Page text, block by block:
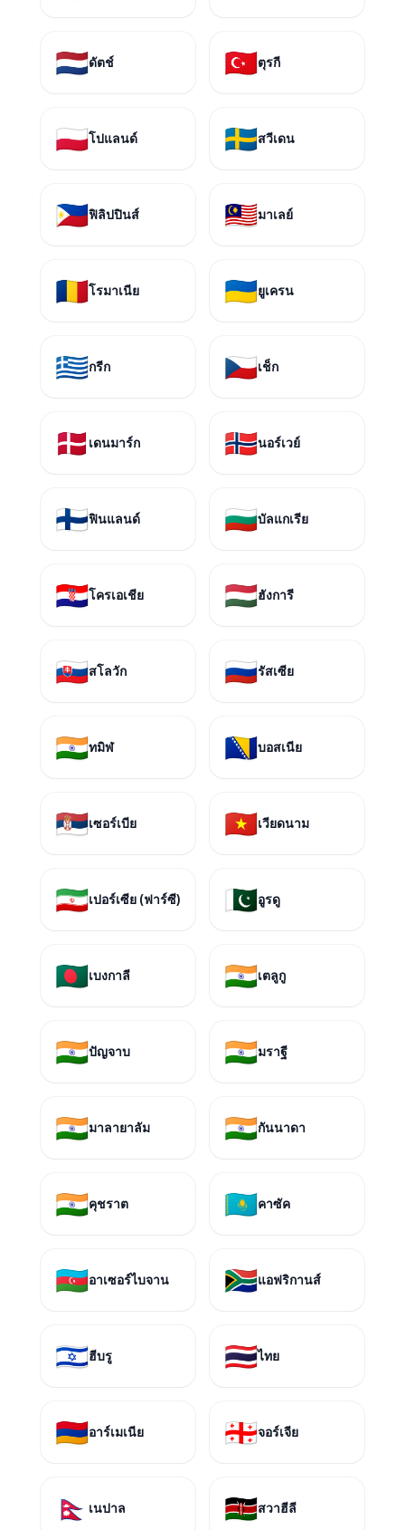
🇳🇱ดัตช์ 🇹🇷ตุรกี
🇵🇱โปแลนด์ 🇸🇪สวีเดน
🇵🇭ฟิลิปปินส์ 🇲🇾มาเลย์
🇷🇴โรมาเนีย 🇺🇦ยูเครน
🇬🇷กรีก 🇨🇿เช็ก
🇩🇰 เดนมาร์ก 🇳🇴นอร์เวย์
🇫🇮ฟินแลนด์ 🇧🇬บัลแกเรีย
🇭🇷โครเอเชีย 🇭🇺ฮังการี
🇸🇰สโลวัก 🇷🇺รัสเซีย
🇮🇳ทมิฬ 🇧🇦บอสเนีย
🇷🇸เซอร์เบีย 🇻🇳เวียดนาม
🇮🇷เปอร์เซีย (ฟาร์ซี) 🇵🇰อูรดู
🇧🇩เบงกาลี 🇮🇳เตลูกู
🇮🇳ปัญจาบ 🇮🇳มราฐี
🇮🇳มาลายาลัม 🇮🇳กันนาดา
🇮🇳คุชราต 🇰🇿คาซัค
🇦🇿อาเซอร์ไบจาน 🇿🇦แอฟริกานส์
🇮🇱ฮีบรู 🇹🇭ไทย
🇦🇲อาร์เมเนีย 🇬🇪จอร์เจีย
🇳🇵 เนปาล 🇰🇪สวาฮีลี